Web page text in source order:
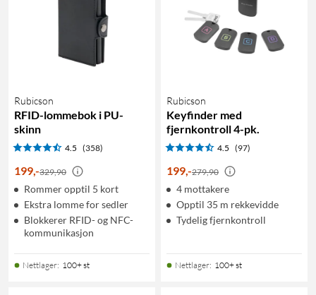
Rubicson
RFID-lommebok i PU-
skinn
4.5 (358)
199,-329,90
Rommer opptil 5 kort
Ekstra lomme for sedler
Blokkerer RFID- og NFC-
kommunikasjon
Nettlager: 100+ st
Rubicson
Keyfinder med
fjernkontroll 4-pk.
4.5 (97)
199,-279,90
4 mottakere
Opptil 35 m rekkevidde
Tydelig fjernkontroll
Nettlager: 100+ st